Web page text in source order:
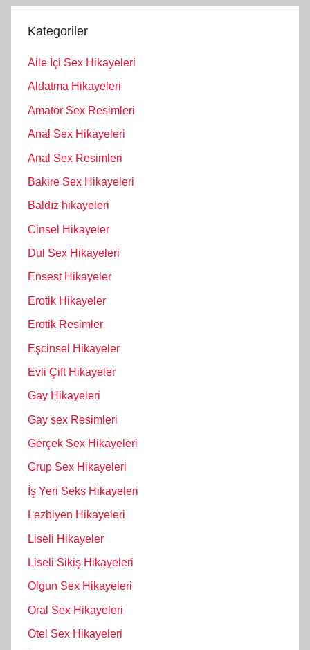
Kategoriler
Aile İçi Sex Hikayeleri
Aldatma Hikayeleri
Amatör Sex Resimleri
Anal Sex Hikayeleri
Anal Sex Resimleri
Bakire Sex Hikayeleri
Baldız hikayeleri
Cinsel Hikayeler
Dul Sex Hikayeleri
Ensest Hikayeler
Erotik Hikayeler
Erotik Resimler
Eşcinsel Hikayeler
Evli Çift Hikayeler
Gay Hikayeleri
Gay sex Resimleri
Gerçek Sex Hikayeleri
Grup Sex Hikayeleri
İş Yeri Seks Hikayeleri
Lezbiyen Hikayeleri
Liseli Hikayeler
Liseli Sikiş Hikayeleri
Olgun Sex Hikayeleri
Oral Sex Hikayeleri
Otel Sex Hikayeleri